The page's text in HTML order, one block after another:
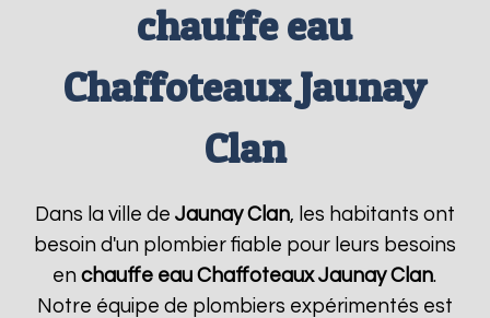
chauffe eau
Chaffoteaux Jaunay
Clan
Dans la ville de Jaunay Clan, les habitants ont
besoin d'un plombier fiable pour leurs besoins
enchauffe eau Chaffoteaux Jaunay Clan.
Notre équipe de plombiers expérimentés est